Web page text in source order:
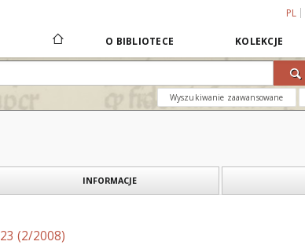
PL
O BIBLIOTECE KOLEKCJE
Wyszukiwanie zaawansowane
INFORMACJE
(2/2008)